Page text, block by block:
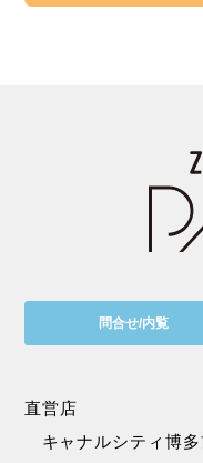
問合せ/内覧
直営店
キャナルシティ博